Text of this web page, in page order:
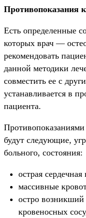
Противопоказания
Есть определенные
которых врач —
рекомендовать
данной методики
совместить ее с
устанавливается в
пациента.
будут следующие,
больного, состояния:
острая сердечная
массивные
остро
кровеносных